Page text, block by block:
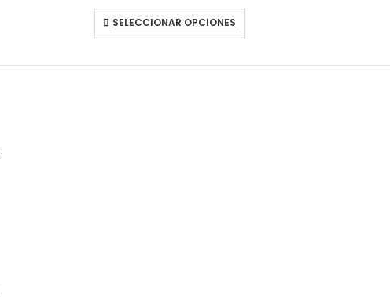
$2.700,00
$15.000,00
SELECCIONAR OPCIONES
Este
tiene